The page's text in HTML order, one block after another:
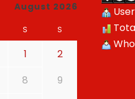
August 2026
S S
1
2
8 9